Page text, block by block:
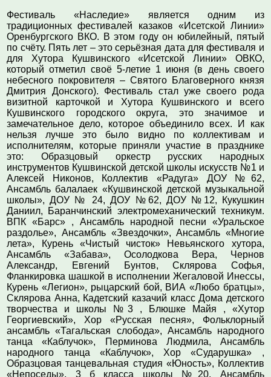
Фестиваль «Наследие» является одним из
традиционных фестивалей казаков «Исетской Линии»
Оренбургского ВКО. В этом году он юбилейный, пятый
по счёту. Пять лет – это серьёзная дата для фестиваля и
для Хутора Кушвинского «Исетской Линии» ОВКО,
который отметил своё 5-летие 1 июня (в день своего
небесного покровителя – Святого Благоверного князя
Дмитрия Донского). Фестиваль стал уже своего рода
визитной карточкой и Хутора Кушвинского и всего
Кушвинского городского округа, это значимое и
замечательное дело, которое объединило всех. И как
нельзя лучше это было видно по коллективам и
исполнителям, которые приняли участие в празднике
это: Образцовый оркестр русских народных
инструментов Кушвинской детской школы искусств №1 и
Алексей Никонов, Коллектив «Радуга» ДОУ №62,
Ансамбль балалаек «Кушвинской детской музыкальной
школы», ДОУ № 24, ДОУ №62, ДОУ №12, Кукушкин
Даниил, Баранчинский электромеханический техникум.
ВПК «Барс» , Ансамбль народной песни «Уральское
раздолье», Ансамбль «Звездочки», Ансамбль «Многие
лета», Курень «Чистый чисток» Невьянского хутора,
Ансамбль «Забава», Осолодкова Вера, Чернов
Александр, Евгений Бунтов, Склярова Софья,
Фланкировка шашкой в исполнении Жегаловой Инессы,
Курень «Легион», рыцарский бой, ВИА «Любо братцы»,
Склярова Анна, Кадетский казачий класс Дома детского
творчества и школы №3 , Блюшке Майя , «Хутор
Георгиевский», Хор «Русская песня», Фольклорный
ансамбль «Тагальская слобода», Ансамбль народного
танца «Каблучок», Перминова Людмила, Ансамбль
народного танца «Каблучок», Хор «Сударушка» ,
Образцовая танцевальная студия «Юность», Коллектив
«Непоседы», 3 б класса школы №20, Ансамбль